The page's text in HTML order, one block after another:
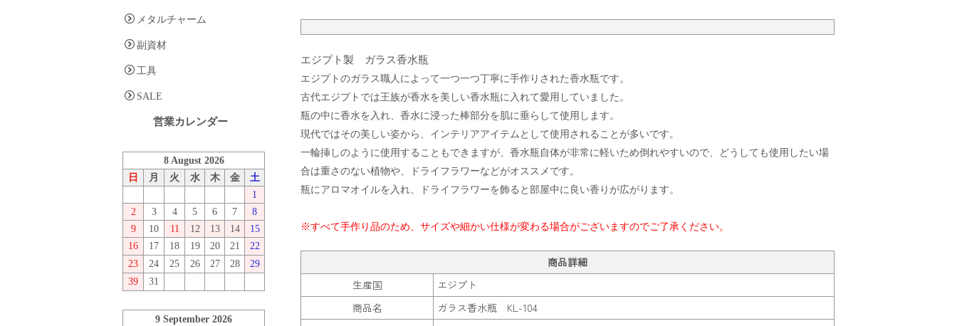
エジプト製 ガラス香水瓶
エジプトのガラス職人によって一つ一つ丁寧に手作りされた香水瓶です。
古代エジプトでは王族が香水を美しい香水瓶に入れて愛用していました。
瓶の中に香水を入れ、香水に浸った棒部分を肌に垂らして使用します。
現代ではその美しい姿から、インテリアアイテムとして使用されることが多いです。
一輪挿しのように使用することもできますが、香水瓶自体が非常に軽いため倒れやすいので、どうしても使用したい場
合は重さのない植物や、ドライフラワーなどがオススメです。
瓶にアロマオイルを入れ、ドライフラワーを飾ると部屋中に良い香りが広がります。
※すべて手作り品のため、サイズや細かい仕様が変わる場合がございますのでご了承ください。
商品詳細
生産国
エジプト
商品名
ガラス香水瓶 KL-104
メタルチャーム
副資材
工具
SALE
営業カレンダー
8 August 2026
日
月 火 水 木 金
土
1
2
3 4 5 6 7
8
9
10 11 12 13 14
15
16
17 18 19 20 21
22
23
24 25 26 27 28
29
39
31
9 September 2026